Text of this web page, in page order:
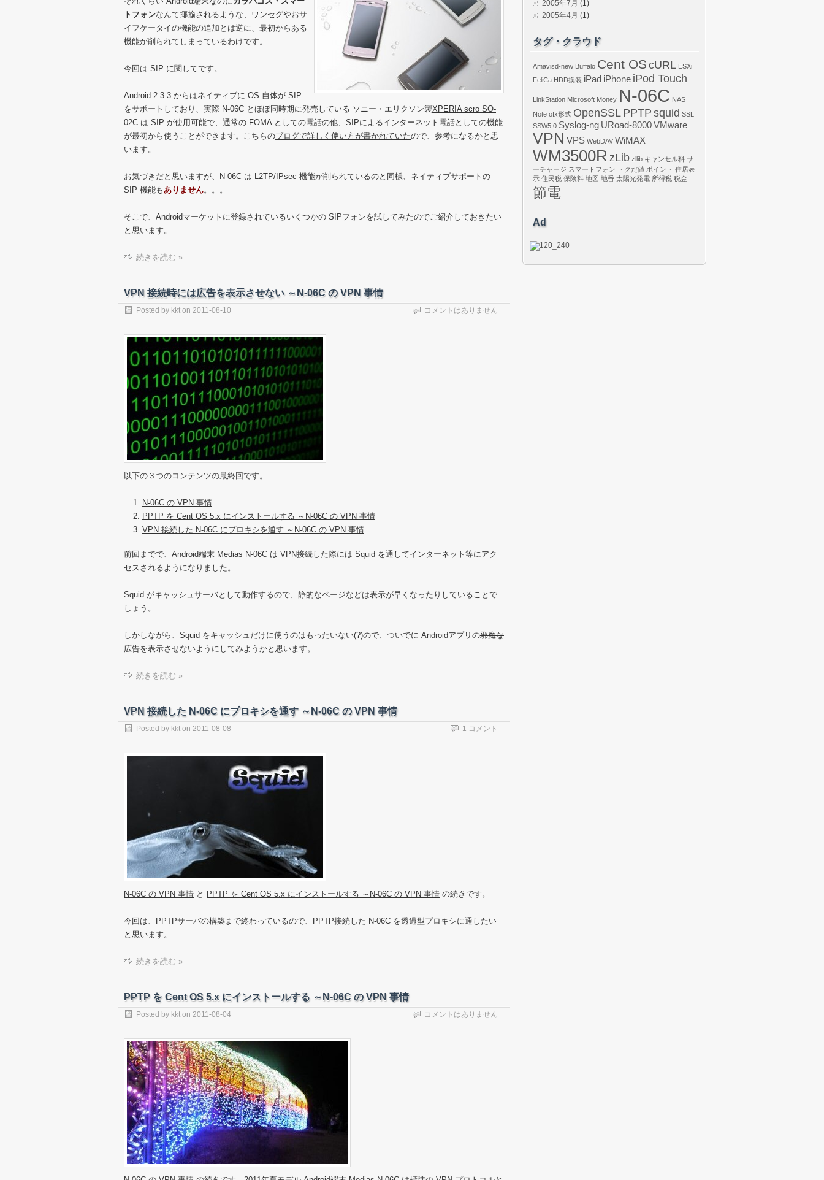
トフォンなんて揶揄されるような、ワンセグやおサ
イフケータイの機能の追加とは逆に、最初からある
機能が削られてしまっているわけです。
今回は SIP に関してです。
Android 2.3.3 からはネイティブに OS 自体が SIP
をサポートしており、実際 N-06C とほぼ同時期に発売している ソニー・エリクソン製XPERIA scro SO-
02C は SIP が使用可能で、通常の FOMA としての電話の他、SIPによるインターネット電話としての機能
が最初から使うことができます。こちらのブログで詳しく使い方が書かれていたので、参考になるかと思
います。
お気づきだと思いますが、N-06C は L2TP/IPsec 機能が削られているのと同様、ネイティブサポートの
SIP 機能もありません。。。
そこで、Androidマーケットに登録されているいくつかの SIPフォンを試してみたのでご紹介しておきたい
と思います。
続きを読む »
VPN 接続時には広告を表示させない ～N-06C の VPN 事情
Posted by kkt on 2011-08-10 コメントはありません
以下の３つのコンテンツの最終回です。
N-06C の VPN 事情
PPTP を Cent OS 5.x にインストールする ～N-06C の VPN 事情
VPN 接続した N-06C にプロキシを通す ～N-06C の VPN 事情
前回までで、Android端末 Medias N-06C は VPN接続した際には Squid を通してインターネット等にアク
セスされるようになりました。
Squid がキャッシュサーバとして動作するので、静的なページなどは表示が早くなったりしていることで
しょう。
しかしながら、Squid をキャッシュだけに使うのはもったいない(?)ので、ついでに Androidアプリの邪魔な
広告を表示させないようにしてみようかと思います。
続きを読む »
VPN 接続した N-06C にプロキシを通す ～N-06C の VPN 事情
Posted by kkt on 2011-08-08 1 コメント
N-06C の VPN 事情 と PPTP を Cent OS 5.x にインストールする ～N-06C の VPN 事情 の続きです。
今回は、PPTPサーバの構築まで終わっているので、PPTP接続した N-06C を透過型プロキシに通したい
と思います。
続きを読む »
PPTP を Cent OS 5.x にインストールする ～N-06C の VPN 事情
Posted by kkt on 2011-08-04 コメントはありません
2005年7月 (1)
2005年4月 (1)
タグ・クラウド
Amavisd-new Buffalo Cent OScURL ESXi
FeliCa HDD換装 iPad iPhone iPod Touch
LinkStation Microsoft Money N-06C NAS
Note ofx形式 OpenSSLPPTPsquid SSL
SSW5.0 Syslog-ng URoad-8000VMware
VPN VPS WebDAV WiMAX
WM3500R zLib zllib キャンセル料 サ
ーチャージ スマートフォン トクだ値 ポイント 住居表
示 住民税 保険料 地図 地番 太陽光発電 所得税 税金
節電
Ad